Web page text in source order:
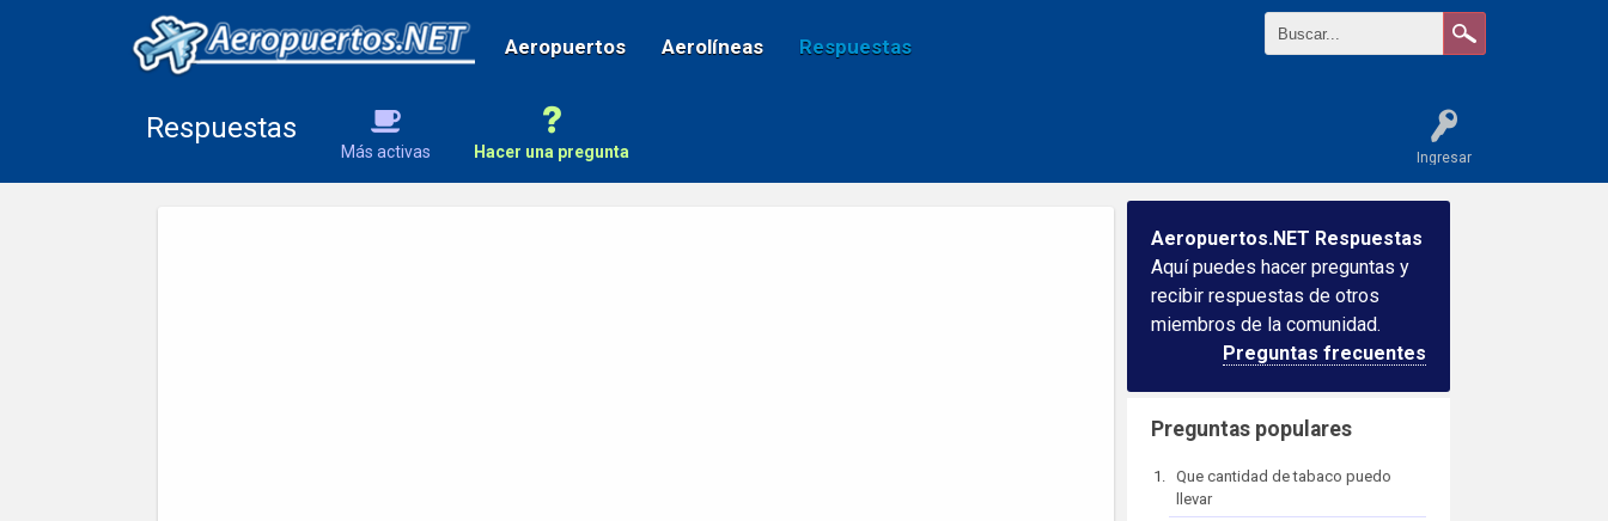
Aeropuertos Aerolíneas Respuestas
Ingresar
Respuestas
Más activas Hacer una pregunta
Aeropuertos.NET Respuestas
Aquí puedes hacer preguntas y
recibir respuestas de otros
miembros de la comunidad.
Preguntas frecuentes
Preguntas populares
Que cantidad de tabaco puedo
llevar